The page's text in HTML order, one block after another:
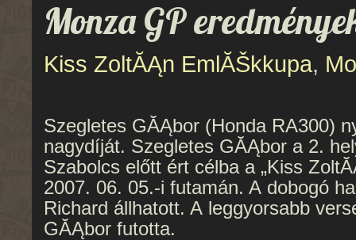
Monza GP
Kiss ZoltĂĄn EmlĂŠkkupa,
Szegletes GĂĄbor (Honda RA300)
nagydíját. Szegletes GĂĄbor a 2.
Szabolcs előtt ért célba a „Kiss
2007. 06. 05.-i futamán. A dobogó
Richard állhatott. A leggyorsabb
GĂĄbor futotta.